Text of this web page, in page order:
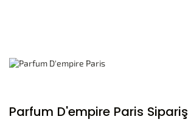
Parfum D'empire Paris Sipariş